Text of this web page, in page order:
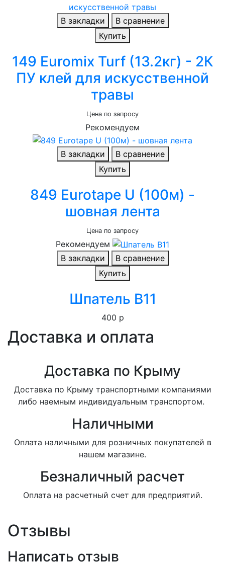
В закладки
В сравнение
Купить
149 Euromix Turf (13.2кг) - 2К
ПУ клей для искусственной
травы
Цена по запросу
Рекомендуем
В закладки
В сравнение
Купить
849 Eurotape U (100м) -
шовная лента
Цена по запросу
Рекомендуем
В закладки
В сравнение
Купить
Шпатель B11
400 р
Доставка и оплата
Доставка по Крыму
Доставка по Крыму транспортными компаниями
либо наемным индивидуальным транспортом.
Наличными
Оплата наличными для розничных покупателей в
нашем магазине.
Безналичный расчет
Оплата на расчетный счет для предприятий.
Отзывы
Написать отзыв